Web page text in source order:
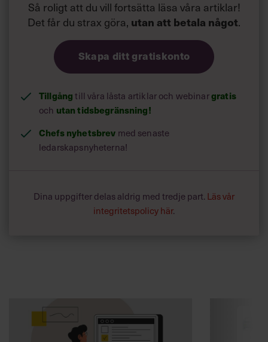
Så roligt att du vill fortsätta läsa våra artiklar!
Det får du strax göra, utan att betala något.
Skapa ditt gratiskonto
Tillgångtill våra låsta artiklar och webinargratis
och utan tidsbegränsning!
Chefs nyhetsbrev med senaste
ledarskapsnyheterna!
Dina uppgifter delas aldrig med tredje part. Läs vår
integritetspolicy här.